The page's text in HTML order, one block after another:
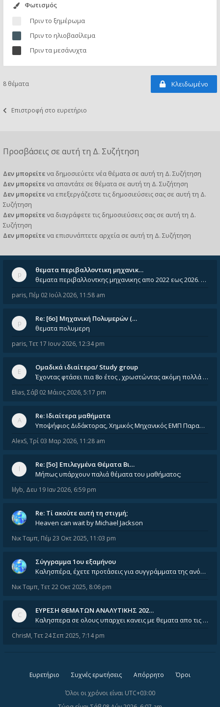
Φωτισμός
Πριν το ξημέρωμα
Πριν το ηλιοβασίλεμα
Πριν τα μεσάνυχτα
Κλειδωμένο
8 θέματα
Επιστροφή στο ευρετήριο
Προσβάσεις σε αυτή τη Δ. Συζήτηση
Δεν μπορείτενα δημοσιεύετε νέα θέματα σε αυτή τη Δ. Συζήτηση
Δεν μπορείτενα απαντάτε σε θέματα σε αυτή τη Δ. Συζήτηση
Δεν μπορείτενα επεξεργάζεστε τις δημοσιεύσεις σας σε αυτή τη Δ.
Συζήτηση
Δεν μπορείτενα διαγράφετε τις δημοσιεύσεις σας σε αυτή τη Δ.
Συζήτηση
Δεν μπορείτενα επισυνάπτετε αρχεία σε αυτή τη Δ. Συζήτηση
θεματα περιβαλλοντικη μηχανικ…
θεματα περιβαλλοντκης μηχανικης απο 2022 εως 2026. Δεν ειναι μεσα του Σεπτεμβιου του 2025. Αν τα εχει καποιος ας τα ανε
paris, Πέμ 02 Ιούλ 2026, 11:58 am
Re: [6o] Mηχανική Πολυμερών (…
θεματα πολυμερη
paris, Τετ 17 Ιουν 2026, 12:34 pm
Ομαδικά ιδιαίτερα/ Study group
Έχοντας φτάσει πια 8ο έτος , χρωστώντας ακόμη πολλά και χωρίς καμία όρεξη ούτε να διαβάσω μόνος μου ούτε να παρακολουθήσ
Elias, Σάβ 02 Μάιος 2026, 5:17 pm
Re: Ιδιαίτερα μαθήματα
Υποψήφιος Διδάκτορας, Χημικός Μηχανικός ΕΜΠ Παραδίδω ιδιαίτερα μαθήματα μέσης και ανώτατης εκπαίδευσης σε θετικές και τε
AlexS, Τρί 03 Μαρ 2026, 11:28 am
Re: [5ο] Επιλεγμένα Θέματα Βι…
Μήπως υπάρχουν παλιά θέματα του μαθήματος;
lilyb, Δευ 19 Ιαν 2026, 6:59 pm
Re: Tί ακούτε αυτή τη στιγμή;
Heaven can wait by Michael Jackson
Νικ Ταμπ, Πέμ 23 Οκτ 2025, 11:03 pm
Σύγγραμμα 1ου εξαμήνου
Καλησπέρα, έχετε προτάσεις για συγγράμματα της ανόργανης χημείας? Είμαι ανάμεσα σε Λιοδάκη, Chung και Atkins
Νικ Ταμπ, Τετ 22 Οκτ 2025, 8:06 pm
ΕΥΡΕΣΗ ΘΕΜΑΤΩΝ ΑΝΑΛΥΤΙΚΗΣ 202…
Καλησπερα σε ολους υπαρχει κανεις με θεματα απο τις εξετασεις του ιουνιου και σεπτεμβρίου για την αναλυτικη χημεια
ChrisM, Τετ 24 Σεπ 2025, 7:14 pm
Ευρετήριο Συχνές ερωτήσεις Απόρρητο Όροι
Όλοι οι χρόνοι είναι UTC+03:00